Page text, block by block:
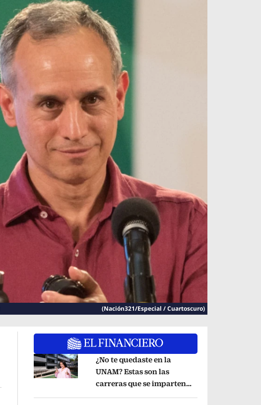
(Nación321/Especial / Cuartoscuro)
Opens in new window
¿No te quedaste en la
UNAM? Estas son las
carreras que se imparten